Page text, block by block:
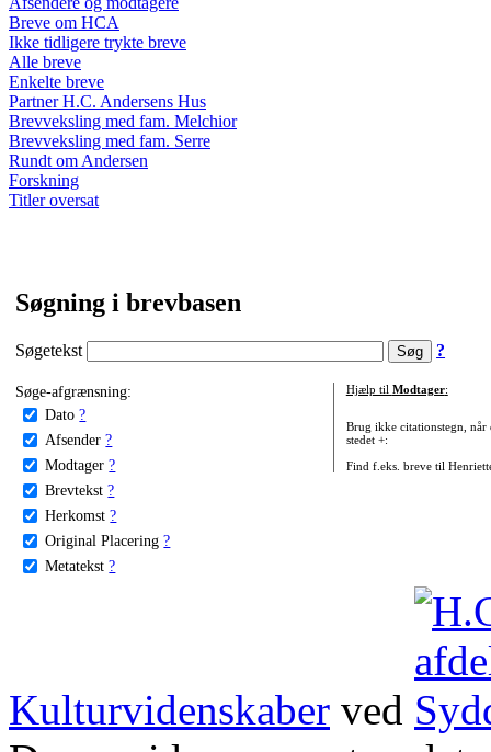
Breve om HCA
Ikke tidligere trykte breve
Alle breve
Enkelte breve
Partner H.C. Andersens Hus
Brevveksling med fam. Melchior
Brevveksling med fam. Serre
Rundt om Andersen
Forskning
Titler oversat
Søgning i brevbasen
Søgetekst ?
Søge-afgrænsning:
Dato ?
Afsender ?
Modtager ?
Brevtekst ?
Herkomst ?
Original Placering ?
Metatekst ?
Hjælp til Modtager:
Brug ikke citationstegn, når
stedet +:
Find f.eks. breve til
Kulturvidenskaber ved